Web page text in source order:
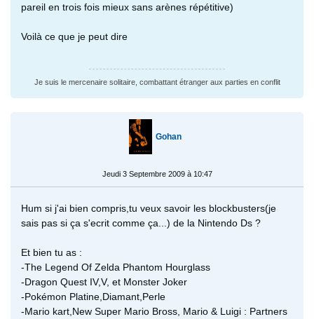
pareil en trois fois mieux sans arènes répétitive)
Voilà ce que je peut dire
Je suis le mercenaire solitaire, combattant étranger aux parties en conflit
Gohan
Jeudi 3 Septembre 2009 à 10:47
Hum si j'ai bien compris,tu veux savoir les blockbusters(je
sais pas si ça s'ecrit comme ça...) de la Nintendo Ds ?
Et bien tu as :
-The Legend Of Zelda Phantom Hourglass
-Dragon Quest IV,V, et Monster Joker
-Pokémon Platine,Diamant,Perle
-Mario kart,New Super Mario Bross, Mario & Luigi : Partners